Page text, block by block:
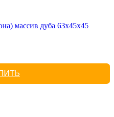
массив дуба 63х45х45